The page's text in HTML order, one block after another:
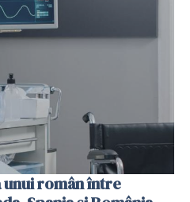
unui român între